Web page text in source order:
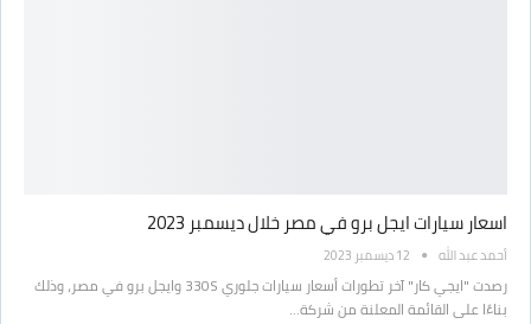
اسعار سيارات ايجل برو في مصر خلال ديسمبر 2023
أحمد عبد الله 12 ديسمبر 2023
رصدت "ايجي كار" آخر تطورات أسعار سيارات جلوري 330S وايجل برو في مصر، وذلك
بناءًا على القائمة المعلنة من شركة…